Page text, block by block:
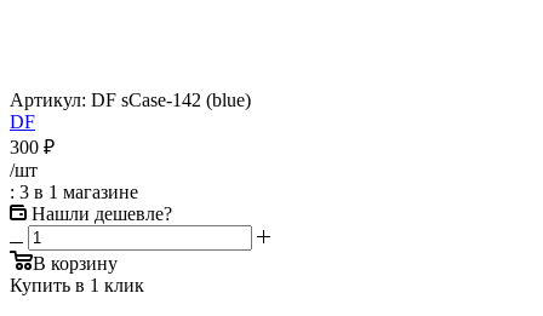
Артикул: DF sCase-142 (blue)
DF
300 ₽
/шт
: 3 в 1 магазине
Нашли дешевле?
В корзину
Купить в 1 клик